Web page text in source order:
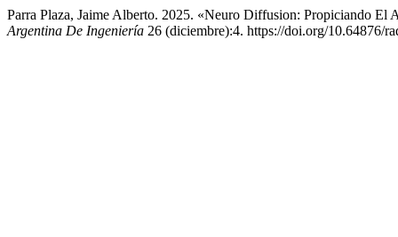
Parra Plaza, Jaime Alberto. 2025. «Neuro Diffusion: Propiciando
Argentina De Ingeniería 26 (diciembre):4. https://doi.org/10.64876/